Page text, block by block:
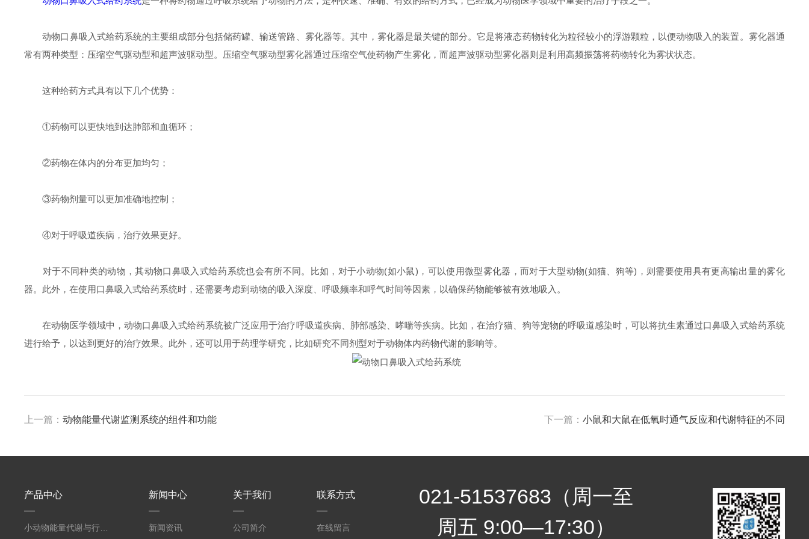
动物口鼻吸入式给药系统的主要组成部分包括储药罐、输送管路、雾化器等。其中，雾化器是最关键的部分。它是将液态药物转化为粒径较小的浮游颗粒，以便动物吸入的装置。雾化器通
常有两种类型：压缩空气驱动型和超声波驱动型。压缩空气驱动型雾化器通过压缩空气使药物产生雾化，而超声波驱动型雾化器则是利用高频振荡将药物转化为雾状状态。
这种给药方式具有以下几个优势：
①药物可以更快地到达肺部和血循环；
②药物在体内的分布更加均匀；
③药物剂量可以更加准确地控制；
④对于呼吸道疾病，治疗效果更好。
对于不同种类的动物，其动物口鼻吸入式给药系统也会有所不同。比如，对于小动物(如小鼠)，可以使用微型雾化器，而对于大型动物(如猫、狗等)，则需要使用具有更高输出量的雾化
器。此外，在使用口鼻吸入式给药系统时，还需要考虑到动物的吸入深度、呼吸频率和呼气时间等因素，以确保药物能够被有效地吸入。
在动物医学领域中，动物口鼻吸入式给药系统被广泛应用于治疗呼吸道疾病、肺部感染、哮喘等疾病。比如，在治疗猫、狗等宠物的呼吸道感染时，可以将抗生素通过口鼻吸入式给药系统
进行给予，以达到更好的治疗效果。此外，还可以用于药理学研究，比如研究不同剂型对于动物体内药物代谢的影响等。
上一篇：动物能量代谢监测系统的组件和功能 下一篇： 小鼠和大鼠在低氧时通气反应和代谢特征的不同
产品中心 新闻中心
新闻资讯
关于我们
公司简介
联系方式
在线留言
021-51537683（周一至
周五 9:00—17:30）